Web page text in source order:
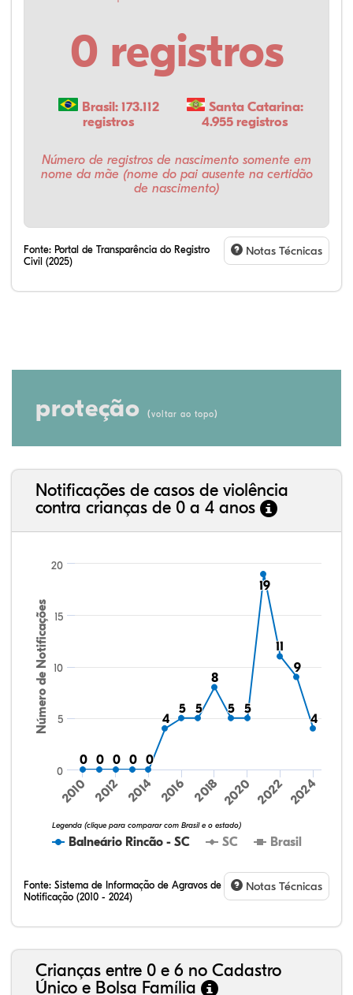
0 registros
Brasil: 173.112
registros
Santa Catarina:
4.955 registros
Número de registros de nascimento somente em
nome da mãe (nome do pai ausente na certidão
de nascimento)
Fonte: Portal de Transparência do Registro
Civil (2025)
Notas Técnicas
proteção (voltar ao topo)
Notificações de casos de violência
contra crianças de 0 a 4 anos
Número de Notificações
0
0 0
0 0
0 0
0 0
0
4
4
5
5 5
5
8
8
5
5 5
5
19
19
11
11
9
9
4
4
Balneário Rincão - SC SC Brasil
Legenda (clique para comparar com Brasil e o estado)
2010 2012 2014 2016 2018 2020 2022 2024
0
5
10
15
20
Fonte: Sistema de Informação de Agravos de
Notificação (2010 - 2024)
Notas Técnicas
Crianças entre 0 e 6 no Cadastro
Único e Bolsa Família
74,03%
5,10%
0,26%
19,73%
0,70%
0,19%
32,57%
9,24%
0,46%
54,88%
1,27%
1,56%